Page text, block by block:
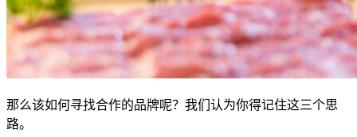
那么该如何寻找合作的品牌呢？我们认为你得记住这三个思
路。